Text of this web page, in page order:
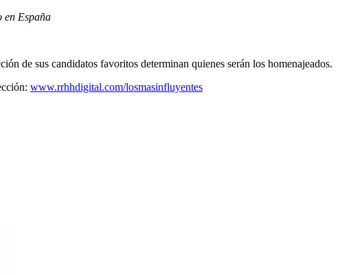
en España
de sus candidatos favoritos determinan quienes serán los homenajeados.
www.rrhhdigital.com/losmasinfluyentes